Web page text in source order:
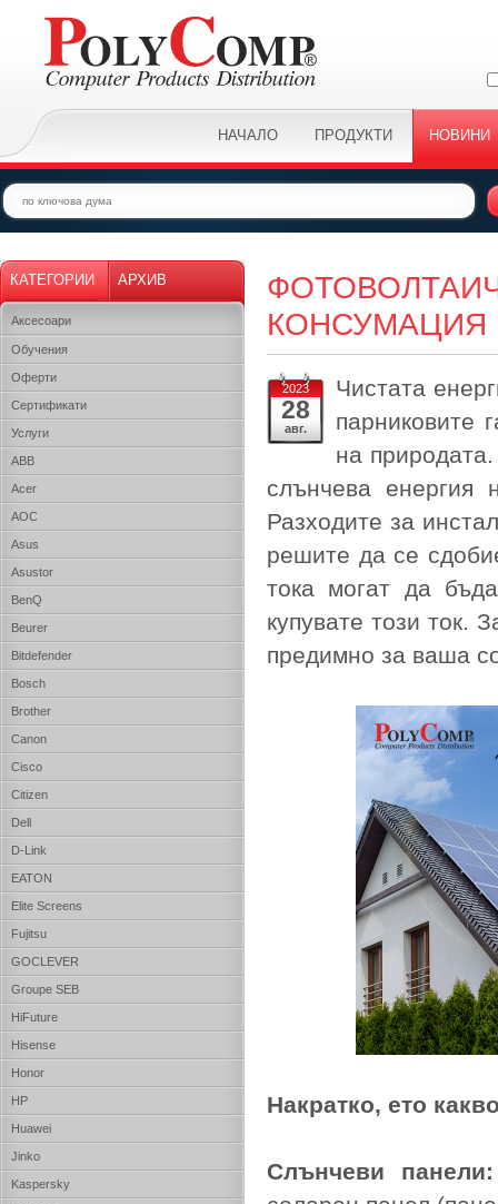
НАЧАЛО ПРОДУКТИ НОВИНИ
КАТЕГОРИИ АРХИВ
Аксесоари
Обучения
Оферти
Сертификати
Услуги
ABB
Acer
AOC
Asus
Asustor
BenQ
Beurer
Bitdefender
Bosch
Brother
Canon
Cisco
Citizen
Dell
D-Link
EATON
Elite Screens
Fujitsu
GOCLEVER
Groupe SEB
HiFuture
Hisense
Honor
HP
Huawei
Jinko
Kaspersky
КОНСУМАЦИЯ
2023
28
авг.
Чистата
парниковите
на
слънчева
Разходите за
решите да се
тока могат да
купувате този ток.
предимно за ваша
Накратко, ето
Слънчеви панели: